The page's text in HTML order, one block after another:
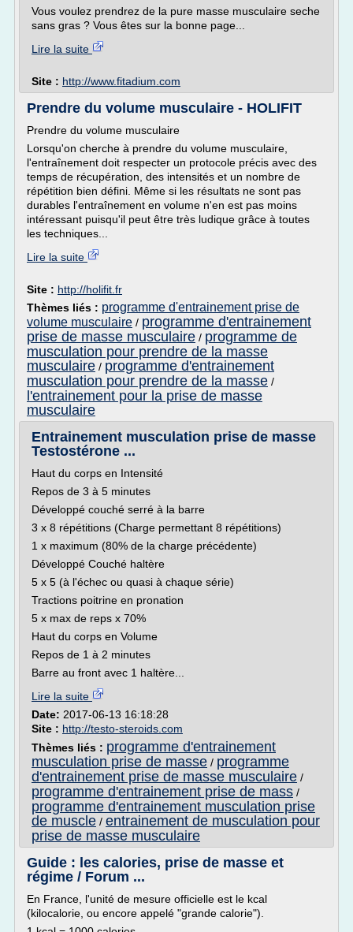
Vous voulez prendrez de la pure masse musculaire seche
sans gras ? Vous êtes sur la bonne page...
Lire la suite
Site : http://www.fitadium.com
Prendre du volume musculaire - HOLIFIT
Prendre du volume musculaire
Lorsqu'on cherche à prendre du volume musculaire,
l'entraînement doit respecter un protocole précis avec des
temps de récupération, des intensités et un nombre de
répétition bien défini. Même si les résultats ne sont pas
durables l'entraînement en volume n'en est pas moins
intéressant puisqu'il peut être très ludique grâce à toutes
les techniques...
Lire la suite
Site : http://holifit.fr
Thèmes liés : programme d'entrainement prise de
volume musculaire / programme d'entrainement
prise de masse musculaire / programme de
musculation pour prendre de la masse
musculaire / programme d'entrainement
musculation pour prendre de la masse /
l'entrainement pour la prise de masse
musculaire
Entrainement musculation prise de masse
Testostérone ...
Haut du corps en Intensité
Repos de 3 à 5 minutes
Développé couché serré à la barre
3 x 8 répétitions (Charge permettant 8 répétitions)
1 x maximum (80% de la charge précédente)
Développé Couché haltère
5 x 5 (à l'échec ou quasi à chaque série)
Tractions poitrine en pronation
5 x max de reps x 70%
Haut du corps en Volume
Repos de 1 à 2 minutes
Barre au front avec 1 haltère...
Lire la suite
Date: 2017-06-13 16:18:28
Site : http://testo-steroids.com
Thèmes liés : programme d'entrainement
musculation prise de masse / programme
d'entrainement prise de masse musculaire /
programme d'entrainement prise de mass /
programme d'entrainement musculation prise
de muscle / entrainement de musculation pour
prise de masse musculaire
Guide : les calories, prise de masse et
régime / Forum ...
En France, l'unité de mesure officielle est le kcal
(kilocalorie, ou encore appelé "grande calorie").